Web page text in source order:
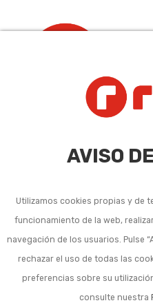
AVISO
Utilizamos cookies propias y de
funcionamiento de la web,
navegación de los usuarios. Pulse
rechazar el uso de todas las
preferencias sobre su
consulte nuestra
Accesorios
metálicos